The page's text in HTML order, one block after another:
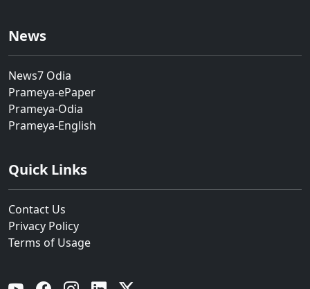
News
News7 Odia
Prameya-ePaper
Prameya-Odia
Prameya-English
Quick Links
Contact Us
Privacy Policy
Terms of Usage
YouTube Facebook Instagram Linkedin